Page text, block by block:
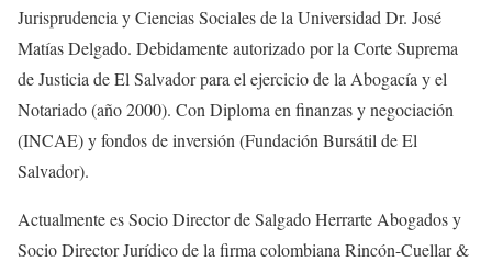
Jurisprudencia y Ciencias Sociales de la Universidad Dr. José
Matías Delgado. Debidamente autorizado por la Corte Suprema
de Justicia de El Salvador para el ejercicio de la Abogacía y el
Notariado (año 2000). Con Diploma en finanzas y negociación
(INCAE) y fondos de inversión (Fundación Bursátil de El
Salvador).
Actualmente es Socio Director de Salgado Herrarte Abogados y
Socio Director Jurídico de la firma colombiana Rincón-Cuellar &